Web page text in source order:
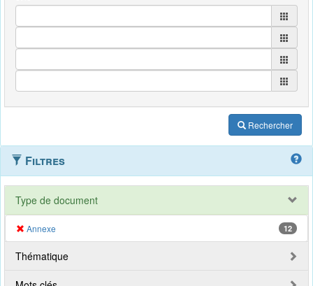
Rechercher
Filtres
Type de document
Annexe 12
Thématique